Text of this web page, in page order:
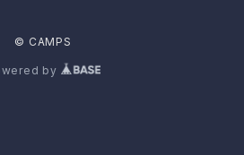
© CAMPS
by